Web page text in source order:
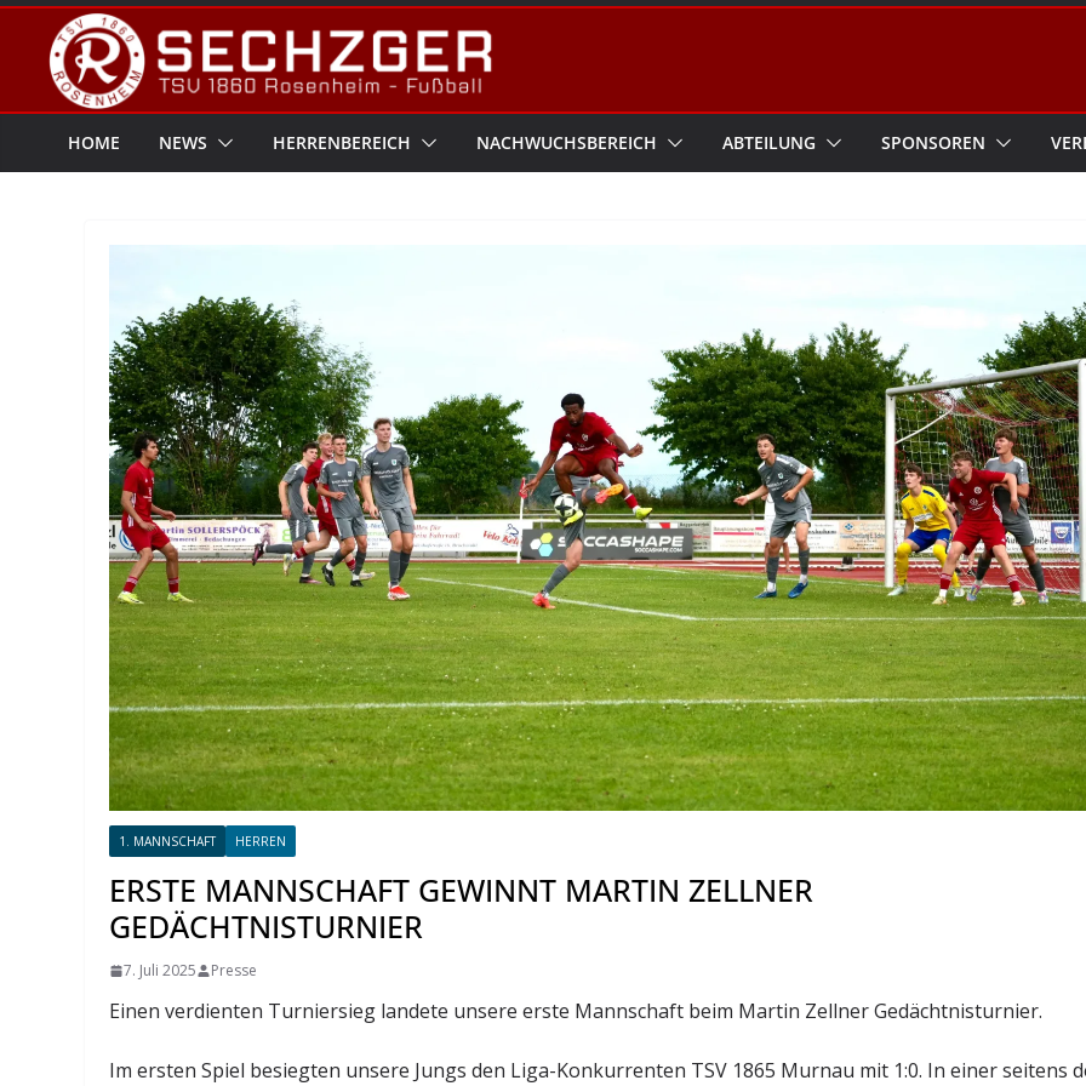
Zum
Inhalt
springen
HOME NEWS HERRENBEREICH NACHWUCHSBEREICH ABTEILUNG SPONSOREN
1. MANNSCHAFT HERREN
ERSTE MANNSCHAFT GEWINNT MARTIN ZELLNER
GEDÄCHTNISTURNIER
7. Juli 2025 Presse
Einen verdienten Turniersieg landete unsere erste Mannschaft beim Martin Zellner Gedächtnisturnier.
Im ersten Spiel besiegten unsere Jungs den Liga-Konkurrenten TSV 1865 Murnau mit 1:0. In einer seitens